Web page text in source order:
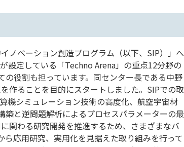
ノベーション創造プログラム（以下、SIP）」へ
設定している「Techno Arena」の重点12分野の
役割も担っています。同センター長である中野
作ることを目的にスタートしました。SIPでの取
機シミュレーション技術の高度化、航空宇宙材
と逆問題解析によるプロセスパラメーターの最
関わる研究開発を推進するため、さまざまなバ
応用研究、実用化を見据えた取り組みを行って